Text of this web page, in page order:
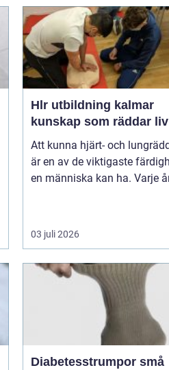
Hlr utbildning kalmar
kunskap som räddar liv
Att kunna hjärt- och
är en av de viktigaste
en människa kan ha. Varje
03 juli 2026
Diabetesstrumpor små